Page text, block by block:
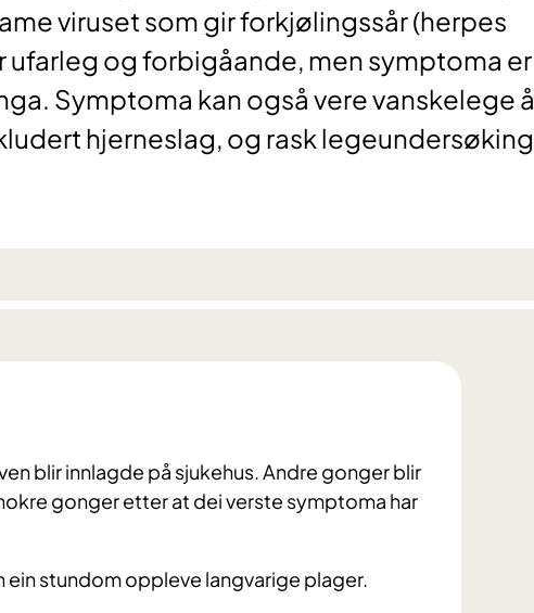
viruset som gir forkjølingssår (herpes
ufarleg og forbigåande, men symptoma er
Symptoma kan også vere vanskelege å
hjerneslag, og rask legeundersøking
blir innlagde på sjukehus. Andre gonger blir
gonger etter at dei verste symptoma har
stundom oppleve langvarige plager.